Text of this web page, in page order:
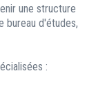
une structure
bureau d'études,
: